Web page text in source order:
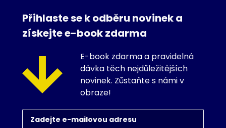
Přihlaste se k odběru novinek a
získejte e-book zdarma
E-book zdarma a pravidelná
dávka těch nejdůležitějších
novinek. Zůstaňte s námi v
obraze!